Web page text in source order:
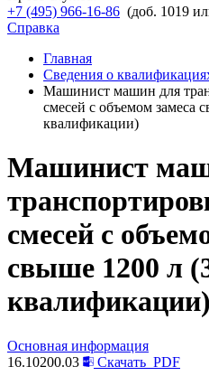
+7 (495) 966-16-86 (доб. 1019
Справка
Главная
Сведения о
Машинист машин для
смесей с объемом замеса
квалификации)
Машинист
смесей с
свыше 1200 л
квалификации)
Основная информация
16.10200.03
Скачать PDF